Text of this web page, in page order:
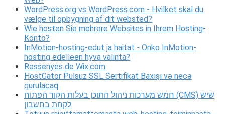
WordPress.org vs WordPress.com - Hvilket skal du
vælge til opbygning af dit websted?
Wie hosten Sie mehrere Websites in Ihrem Hosting-
Konto?
InMotion-hosting-edut ja haitat - Onko InMotion-
hosting edelleen hyvä valinta?
Ressenyes de Wix.com
HostGator Pulsuz SSL Sertifikat Baxışı və necə
qurulacaq
חמש מערכות ניהול התוכן בעלות הקוד הפתוח (CMS) שיש
לקחת בחשבון